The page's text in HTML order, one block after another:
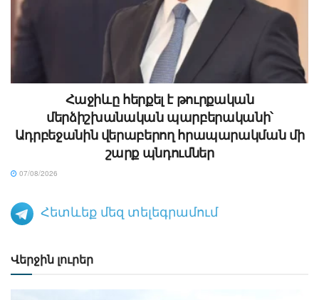
Հաջիևը հերքել է թուրքական
մերձիշխանական պարբերականի՝
Ադրբեջանին վերաբերող հրապարակման մի
շարք պնդումներ
07/08/2026
Հետևեք մեզ տելեգրամում
Վերջին լուրեր